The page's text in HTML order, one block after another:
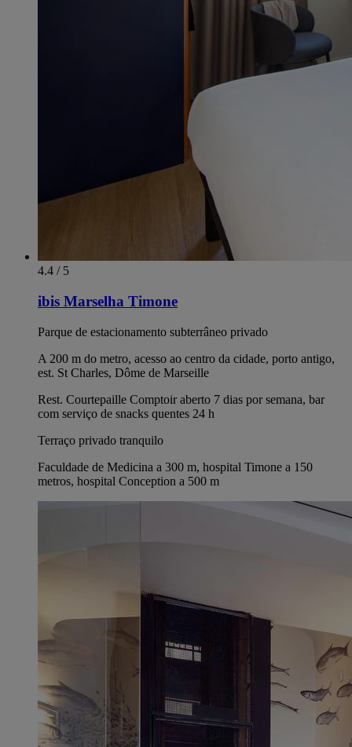
4.4 / 5
ibis Marselha Timone
Parque de estacionamento subterrâneo privado
A 200 m do metro, acesso ao centro da cidade, porto antigo,
est. St Charles, Dôme de Marseille
Rest. Courtepaille Comptoir aberto 7 dias por semana, bar
com serviço de snacks quentes 24 h
Terraço privado tranquilo
Faculdade de Medicina a 300 m, hospital Timone a 150
metros, hospital Conception a 500 m